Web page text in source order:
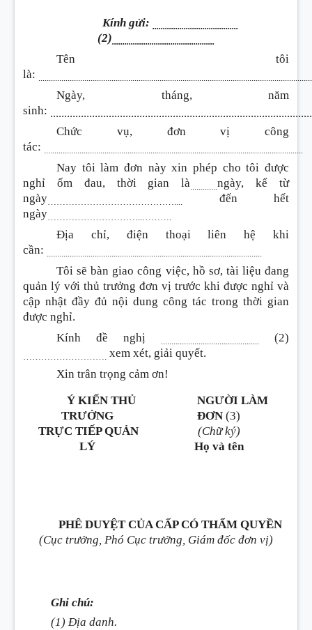
Kính gửi: .........................................
(2).................................................
Tên tôi
là:
Ngày, tháng, năm
sinh:
Chức vụ, đơn vị công
tác:
Nay tôi làm đơn này xin phép cho tôi được
nghỉ ốm đau, thời gian là .............ngày, kể từ
ngày
đến hết
ngày
Địa chỉ, điện thoại liên hệ khi
cần:
Tôi sẽ bàn giao công việc, hồ sơ, tài liệu đang
quản lý với thủ trưởng đơn vị trước khi được nghỉ và
cập nhật đầy đủ nội dung công tác trong thời gian
được nghỉ.
Kính đề nghị
(2)
xem xét, giải quyết.
Xin trân trọng cảm ơn!
Ý KIẾN THỦ
TRƯỞNG
TRỰC TIẾP QUẢN
LÝ
NGƯỜI LÀM
ĐƠN (3)
(Chữ ký)
Họ và tên
PHÊ DUYỆT CỦA CẤP CÓ THẨM QUYỀN
(Cục trưởng, Phó Cục trưởng, Giám đốc đơn vị)
Ghi chú:
(1) Địa danh.